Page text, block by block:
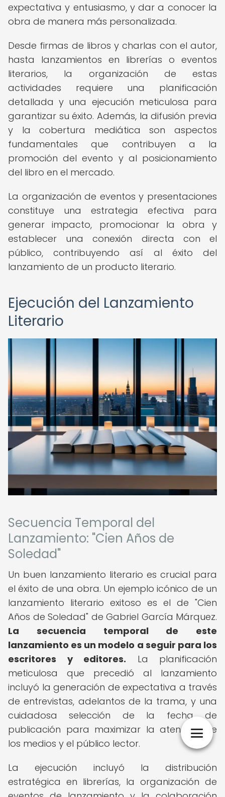
expectativa y entusiasmo, y dar a conocer la
obra de manera más personalizada.
Desde firmas de libros y charlas con el autor,
hasta lanzamientos en librerías o eventos
literarios, la organización de estas
actividades requiere una planificación
detallada y una ejecución meticulosa para
garantizar su éxito. Además, la difusión previa
y la cobertura mediática son aspectos
fundamentales que contribuyen a la
promoción del evento y al posicionamiento
del libro en el mercado.
La organización de eventos y presentaciones
constituye una estrategia efectiva para
generar impacto, promocionar la obra y
establecer una conexión directa con el
público, contribuyendo así al éxito del
lanzamiento de un producto literario.
Ejecución del Lanzamiento
Literario
Secuencia Temporal del
Lanzamiento: "Cien Años de
Soledad"
Un buen lanzamiento literario es crucial para
el éxito de una obra. Un ejemplo icónico de un
lanzamiento literario exitoso es el de "Cien
Años de Soledad" de Gabriel García Márquez.
La secuencia temporal de este
lanzamiento es un modelo a seguir para los
escritores y editores. La planificación
meticulosa que precedió al lanzamiento
incluyó la generación de expectativa a través
de entrevistas, adelantos de la trama, y una
cuidadosa selección de la fecha de
publicación para maximizar la atención de
los medios y el público lector.
La ejecución incluyó la distribución
estratégica en librerías, la organización de